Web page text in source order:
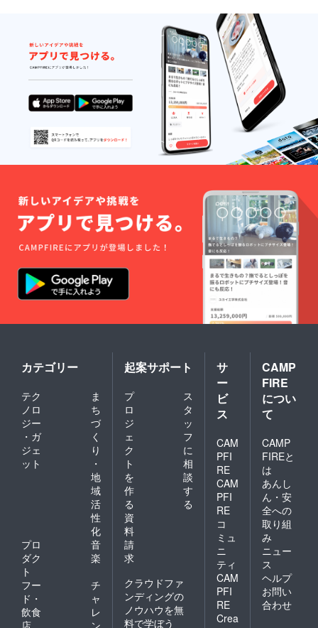
カテゴリー
テク
ノロ
ジー
・ガ
ジェ
ット
ま
ち
づ
く
り
・
地
域
活
性
化
プロ
ダク
ト
音
楽
フー
ド・
飲食
店
チ
ャ
レ
ン
起案サポート
プ
ロ
ジ
ェ
ク
ト
を
作
る
ス
タ
ッ
フ
に
相
談
す
る
資
料
請
求
クラウドファ
ンディングの
ノウハウを無
料で学ぼう
サ
ー
ビ
ス
CAM
PFI
RE
CAM
PFI
RE
コ
ミュ
ニ
ティ
CAM
PFI
RE
Crea
CAMP
FIRE
につい
て
CAMP
FIREと
は
あんし
ん・安
全への
取り組
み
ニュー
ス
ヘルプ
お問い
合わせ